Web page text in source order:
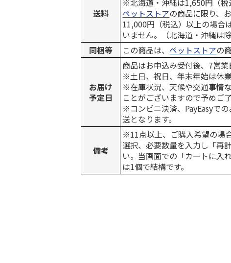
送料
※北海道・沖縄は1,650円（税
ペットストアの商品に限り、
11,000円（税込）以上の場合
いません。（北海道・沖縄は除
同梱等
この商品は、ペットストアの
お届け
予定日
商品はお申込み受付後、7営業
※土日、祝日、年末年始は休
※在庫状況、天候や交通事情
ことがございますので予めご
※コンビニ決済、PayEasyで
送となります。
備考
※11点以上、ご購入希望の場
選択、必要数量を入力し「再
い。当画面での「カートに入
は1個で結構です。